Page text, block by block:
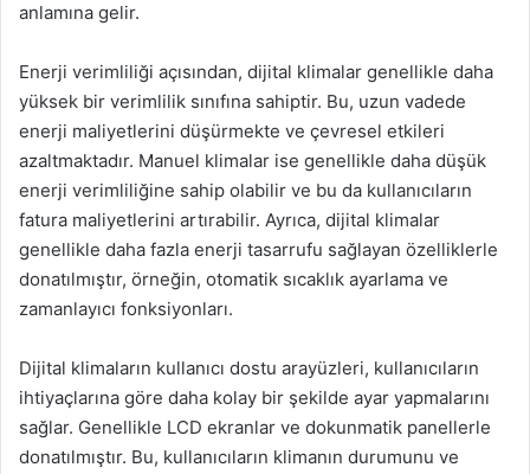
anlamına gelir.
Enerji verimliliği açısından, dijital klimalar genellikle daha
yüksek bir verimlilik sınıfına sahiptir. Bu, uzun vadede
enerji maliyetlerini düşürmekte ve çevresel etkileri
azaltmaktadır. Manuel klimalar ise genellikle daha düşük
enerji verimliliğine sahip olabilir ve bu da kullanıcıların
fatura maliyetlerini artırabilir. Ayrıca, dijital klimalar
genellikle daha fazla enerji tasarrufu sağlayan özelliklerle
donatılmıştır, örneğin, otomatik sıcaklık ayarlama ve
zamanlayıcı fonksiyonları.
Dijital klimaların kullanıcı dostu arayüzleri, kullanıcıların
ihtiyaçlarına göre daha kolay bir şekilde ayar yapmalarını
sağlar. Genellikle LCD ekranlar ve dokunmatik panellerle
donatılmıştır. Bu, kullanıcıların klimanın durumunu ve